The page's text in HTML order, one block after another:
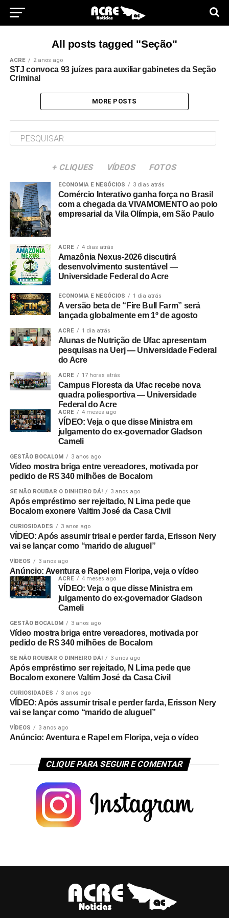
All posts tagged "Seção"
ACRE 2 anos ago
STJ convoca 93 juízes para auxiliar gabinetes da Seção
Criminal
MORE POSTS
+ CLIQUES VÍDEOS FOTOS
ECONOMIA E NEGÓCIOS 3 dias atrás
Comércio Interativo ganha força no Brasil
com a chegada da VIVAMOMENTO ao polo
empresarial da Vila Olímpia, em São Paulo
ACRE 4 dias atrás
Amazônia Nexus-2026 discutirá
desenvolvimento sustentável —
Universidade Federal do Acre
ECONOMIA E NEGÓCIOS 1 dia atrás
A versão beta de “Fire Bull Farm” será
lançada globalmente em 1º de agosto
ACRE 1 dia atrás
Alunas de Nutrição de Ufac apresentam
pesquisas na Uerj — Universidade Federal
do Acre
ACRE 17 horas atrás
Campus Floresta da Ufac recebe nova
quadra poliesportiva — Universidade
Federal do Acre
ACRE 4 meses ago
VÍDEO: Veja o que disse Ministra em
julgamento do ex-governador Gladson
Cameli
GESTÃO BOCALOM 3 anos ago
Vídeo mostra briga entre vereadores, motivada por
pedido de R$ 340 milhões de Bocalom
SE NÃO ROUBAR O DINHEIRO DÁ! 3 anos ago
Após empréstimo ser rejeitado, N Lima pede que
Bocalom exonere Valtim José da Casa Civil
CURIOSIDADES 3 anos ago
VÍDEO: Após assumir trisal e perder farda, Erisson Nery
vai se lançar como “marido de aluguel”
VÍDEOS 3 anos ago
Anúncio: Aventura e Rapel em Floripa, veja o vídeo
ACRE 4 meses ago
VÍDEO: Veja o que disse Ministra em
julgamento do ex-governador Gladson
Cameli
GESTÃO BOCALOM 3 anos ago
Vídeo mostra briga entre vereadores, motivada por
pedido de R$ 340 milhões de Bocalom
SE NÃO ROUBAR O DINHEIRO DÁ! 3 anos ago
Após empréstimo ser rejeitado, N Lima pede que
Bocalom exonere Valtim José da Casa Civil
CURIOSIDADES 3 anos ago
VÍDEO: Após assumir trisal e perder farda, Erisson Nery
vai se lançar como “marido de aluguel”
VÍDEOS 3 anos ago
Anúncio: Aventura e Rapel em Floripa, veja o vídeo
CLIQUE PARA SEGUIR E COMENTAR